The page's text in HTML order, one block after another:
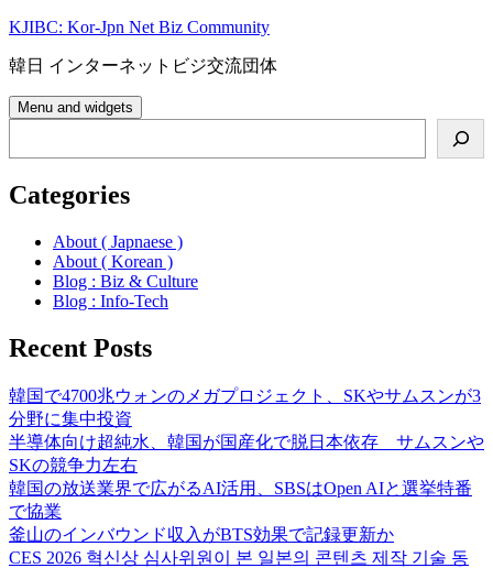
Skip
content
KJIBC: Kor-Jpn Net Biz Community
韓日 インターネットビジ交流団体
Menu and widgets
Categories
About ( Japnaese )
About ( Korean )
Blog : Biz & Culture
Blog : Info-Tech
Recent Posts
韓国で4700兆ウォンのメガプロジェクト、SKやサムスンが3
分野に集中投資
半導体向け超純水、韓国が国産化で脱日本依存 サムスンや
SKの競争力左右
韓国の放送業界で広がるAI活用、SBSはOpen AIと選挙特番
で協業
釜山のインバウンド収入がBTS効果で記録更新か
CES 2026 혁신상 심사위원이 본 일본의 콘텐츠 제작 기술 동